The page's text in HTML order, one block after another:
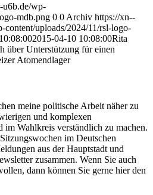
u6b.de/wp-
mdb.png 0 0 Archiv https://xn--
content/uploads/2024/11/rsl-logo-
2015-04-10 10:08:00Rita
über Unterstützung für einen
Atomendlager
meine politische Arbeit näher zu
und komplexen
Wahlkreis verständlich zu machen.
im Deutschen
aus der Hauptstadt und
zusammen. Wenn Sie auch
dann können Sie gerne hier den